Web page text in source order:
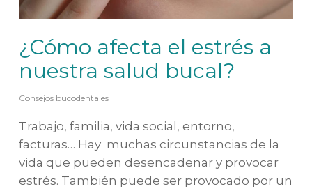
¿Cómo afecta el estrés a
nuestra salud bucal?
Consejos bucodentales
Trabajo, familia, vida social, entorno,
facturas… Hay muchas circunstancias de la
vida que pueden desencadenar y provocar
estrés. También puede ser provocado por un